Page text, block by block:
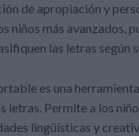
de apropiación y
niños más avanzados,
las letras según
es una
letras. Permite a los
lingüísticas y